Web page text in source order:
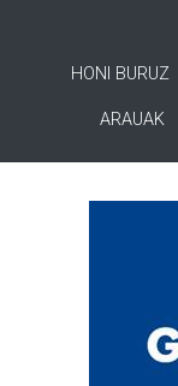
HONI BURUZ
ARAUAK